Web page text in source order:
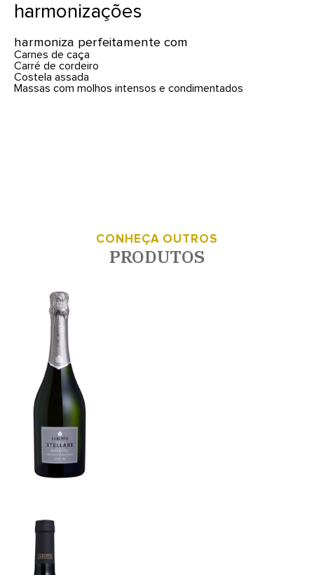
harmonizações
harmoniza perfeitamente com
Carnes de caça
Carré de cordeiro
Costela assada
Massas com molhos intensos e condimentados
CONHEÇA OUTROS
PRODUTOS